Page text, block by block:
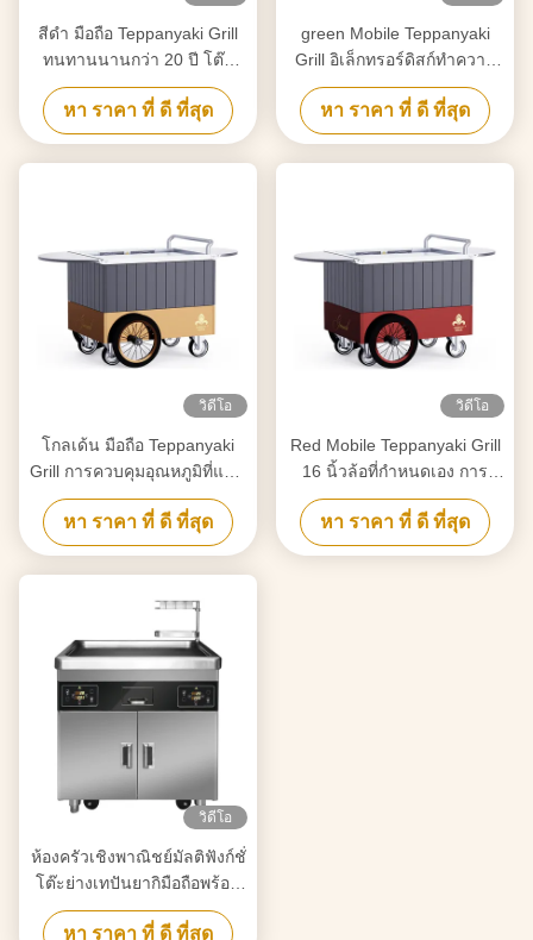
สีดํา มือถือ Teppanyaki Grill
ทนทานนานกว่า 20 ปี โต๊ะ
อาหาร Hibachi Grill Table
หา ราคา ที่ ดี ที่สุด
green Mobile Teppanyaki
Grill อิเล็กทรอร์ดิสก์ทําความ
ร้อน การเคลื่อนไหวฟรี โต๊ะ
อาหาร Hibachi Grill Table
หา ราคา ที่ ดี ที่สุด
วิดีโอ
โกลเด้น มือถือ Teppanyaki
Grill การควบคุมอุณหภูมิที่แม่น
ยําและแม่นยํา การเคลื่อนไหว
ฟรี
หา ราคา ที่ ดี ที่สุด
วิดีโอ
Red Mobile Teppanyaki Grill
16 นิ้วล้อที่กําหนดเอง การ
เคลื่อนไหวฟรี วัสดุประเภท
อาหาร
หา ราคา ที่ ดี ที่สุด
วิดีโอ
ห้องครัวเชิงพาณิชย์มัลติฟังก์ชั่
โต๊ะย่างเทปันยากิมือถือพร้อม
เตาคู่
หา ราคา ที่ ดี ที่สุด